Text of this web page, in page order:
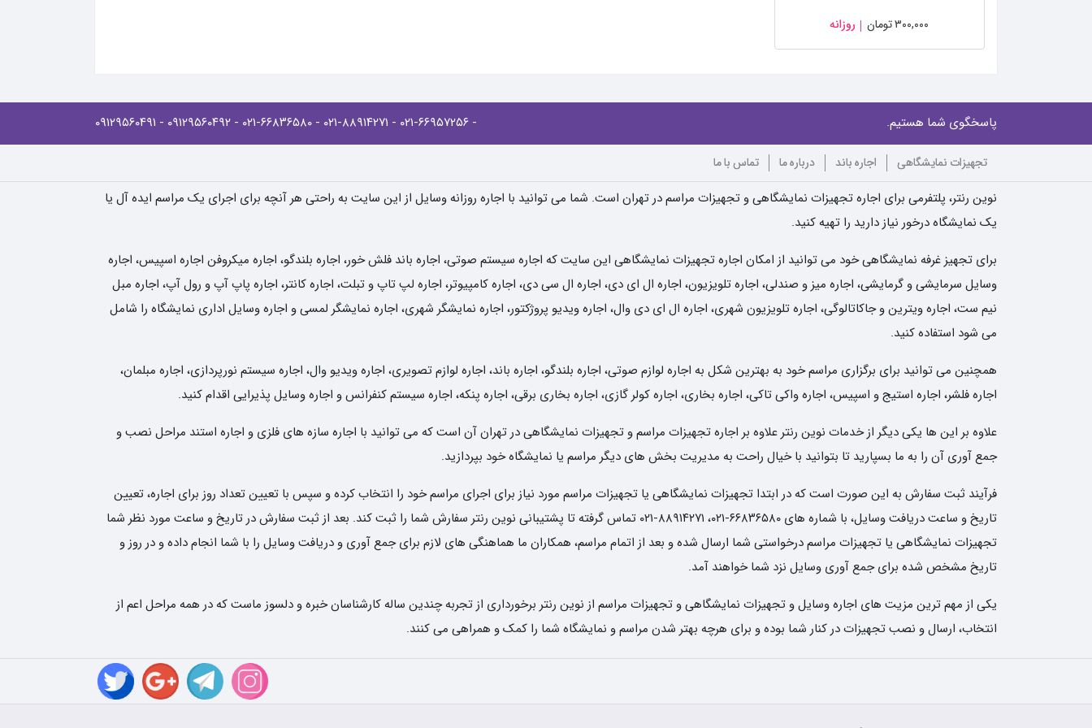
۳۰۰,۰۰۰تومان روزانه
پاسخگوی شما هستیم. - ۰۲۱-۶۶۹۵۷۲۵۶ - ۰۲۱-۸۸۹۱۴۲۷۱ - ۰۲۱-۶۶۸۳۶۵۸۰ - ۰۹۱۲۹۵۶۰۴۹۲ - ۰۹۱۲۹۵۶۰۴۹۱
تجهیزات نمایشگاهی اجاره باند درباره ما تماس با ما
نوین رنتر، پلتفرمی برای اجاره تجهیزات نمایشگاهی و تجهیزات مراسم در تهران است. شما می توانید با اجاره روزانه وسایل از این سایت به راحتی هر آنچه برای اجرای یک مراسم ایده آل یا
یک نمایشگاه درخور نیاز دارید را تهیه کنید.
برای تجهیز غرفه نمایشگاهی خود می توانید از امکان اجاره تجهیزات نمایشگاهی این سایت که اجاره سیستم صوتی، اجاره باند فلش خور، اجاره بلندگو، اجاره میکروفن اجاره اسپیس، اجاره
وسایل سرمایشی و گرمایشی، اجاره میز و صندلی، اجاره تلویزیون، اجاره ال ای دی، اجاره ال سی دی، اجاره کامپیوتر، اجاره لپ تاپ و تبلت، اجاره کانتر، اجاره پاپ آپ و رول آپ، اجاره مبل
نیم ست، اجاره ویترین و جاکاتالوگی، اجاره تلویزیون شهری، اجاره ال ای دی وال، اجاره ویدیو پروژکتور، اجاره نمایشگر شهری، اجاره نمایشگر لمسی و اجاره وسایل اداری نمایشگاه را شامل
می شود استفاده کنید.
همچنین می توانید برای برگزاری مراسم خود به بهترین شکل به اجاره لوازم صوتی، اجاره بلندگو، اجاره باند، اجاره لوازم تصویری، اجاره ویدیو وال، اجاره سیستم نورپردازی، اجاره مبلمان،
اجاره فلشر، اجاره استیج و اسپیس، اجاره واکی تاکی، اجاره بخاری، اجاره کولر گازی، اجاره بخاری برقی، اجاره پنکه، اجاره سیستم کنفرانس و اجاره وسایل پذیرایی اقدام کنید.
علاوه بر این ها یکی دیگر از خدمات نوین رنتر علاوه بر اجاره تجهیزات مراسم و تجهیزات نمایشگاهی در تهران آن است که می توانید با اجاره سازه های فلزی و اجاره استند مراحل نصب و
جمع آوری آن را به ما بسپارید تا بتوانید با خیال راحت به مدیریت بخش های دیگر مراسم یا نمایشگاه خود بپردازید.
فرآیند ثبت سفارش به این صورت است که در ابتدا تجهیزات نمایشگاهی یا تجهیزات مراسم مورد نیاز برای اجرای مراسم خود را انتخاب کرده و سپس با تعیین تعداد روز برای اجاره، تعیین
تاریخ و ساعت دریافت وسایل، با شماره های ۶۶۸۳۶۵۸۰-۰۲۱، ۸۸۹۱۴۲۷۱-۰۲۱ تماس گرفته تا پشتیبانی نوین رنتر سفارش شما را ثبت کند. بعد از ثبت سفارش در تاریخ و ساعت مورد نظر شما
تجهیزات نمایشگاهی یا تجهیزات مراسم درخواستی شما ارسال شده و بعد از اتمام مراسم، همکاران ما هماهنگی های لازم برای جمع آوری و دریافت وسایل را با شما انجام داده و در روز و
تاریخ مشخص شده برای جمع آوری وسایل نزد شما خواهند آمد.
یکی از مهم ترین مزیت های اجاره وسایل و تجهیزات نمایشگاهی و تجهیزات مراسم از نوین رنتر برخورداری از تجربه چندین ساله کارشناسان خبره و دلسوز ماست که در همه مراحل اعم از
انتخاب، ارسال و نصب تجهیزات در کنار شما بوده و برای هرچه بهتر شدن مراسم و نمایشگاه شما را کمک و همراهی می کنند.